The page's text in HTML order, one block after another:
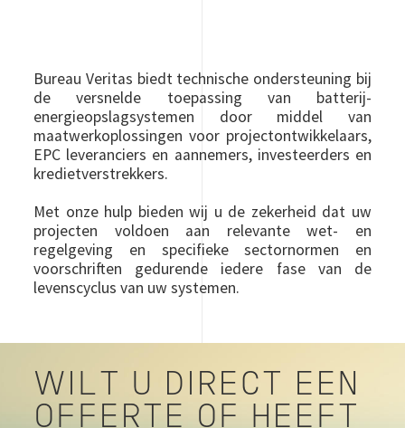
Bureau Veritas biedt technische ondersteuning bij
de versnelde toepassing van batterij-
energieopslagsystemen door middel van
maatwerkoplossingen voor projectontwikkelaars,
EPC leveranciers en aannemers, investeerders en
kredietverstrekkers.
Met onze hulp bieden wij u de zekerheid dat uw
projecten voldoen aan relevante wet- en
regelgeving en specifieke sectornormen en
voorschriften gedurende iedere fase van de
levenscyclus van uw systemen.
WILT U DIRECT EEN
OFFERTE OF HEEFT